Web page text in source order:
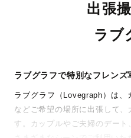
出張
ラブ
ラブグラフで特別なフレンズ
ラブグラフ（Lovegraph）は、
などご希望の場所に出張して
す。カップルやご夫婦のデート